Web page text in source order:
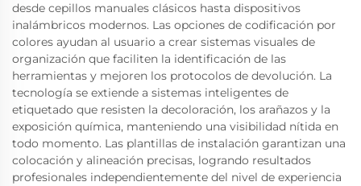
desde cepillos manuales clásicos hasta dispositivos
inalámbricos modernos. Las opciones de codificación por
colores ayudan al usuario a crear sistemas visuales de
organización que faciliten la identificación de las
herramientas y mejoren los protocolos de devolución. La
tecnología se extiende a sistemas inteligentes de
etiquetado que resisten la decoloración, los arañazos y la
exposición química, manteniendo una visibilidad nítida en
todo momento. Las plantillas de instalación garantizan una
colocación y alineación precisas, logrando resultados
profesionales independientemente del nivel de experiencia